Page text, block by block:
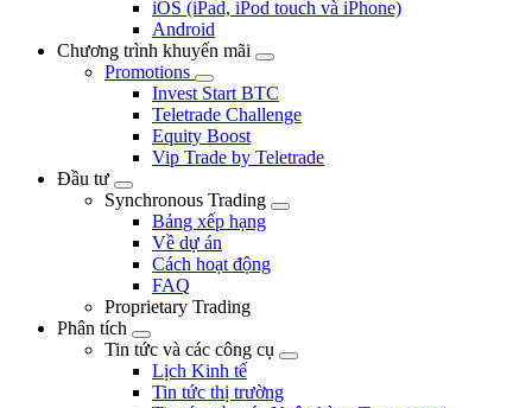
iOS (iPad, iPod touch và iPhone)
Android
Chương trình khuyến mãi
Promotions
Invest Start BTC
Teletrade Challenge
Equity Boost
Vip Trade by Teletrade
Đầu tư
Synchronous Trading
Bảng xếp hạng
Về dự án
Cách hoạt động
FAQ
Proprietary Trading
Phân tích
Tin tức và các công cụ
Lịch Kinh tế
Tin tức thị trường